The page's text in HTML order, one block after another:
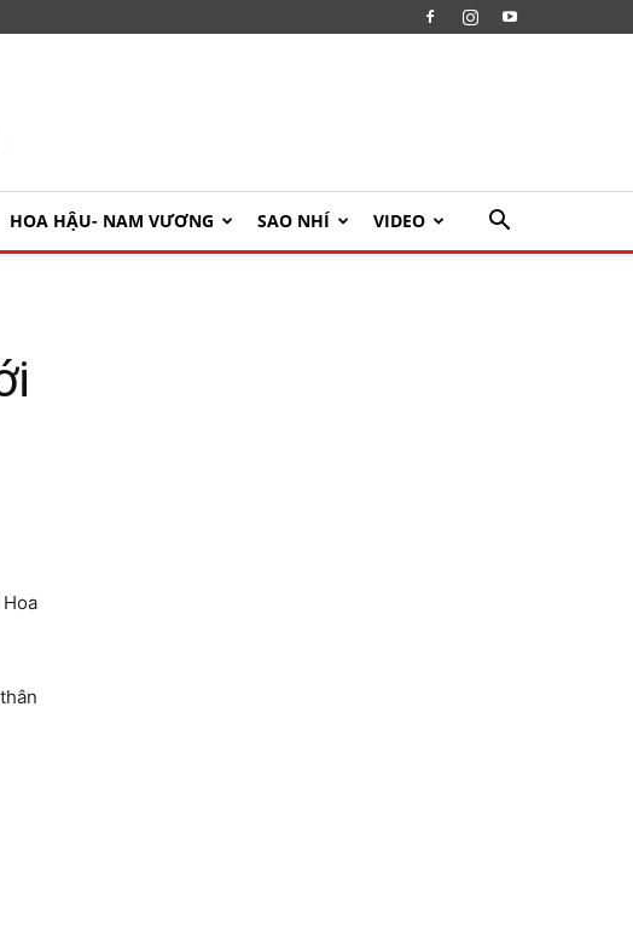
HOA HẬU- NAM VƯƠNG SAO NHÍ VIDEO